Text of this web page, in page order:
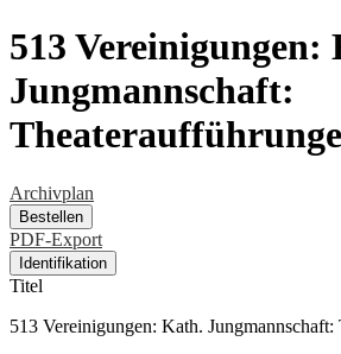
513 Vereinigungen:
Jungmannschaft:
Archivplan
Bestellen
PDF-Export
Identifikation
Titel
513 Vereinigungen: Kath. Jungmannschaft: